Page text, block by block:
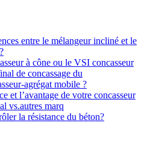
entre le mélangeur incliné et le
à cône ou le VSI concasseur
de concassage du
agrégat mobile ?
et l’avantage de votre concasseur
vs.autres marq
la résistance du béton?